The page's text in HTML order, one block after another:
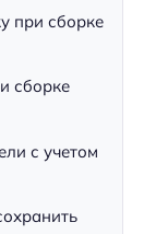
при сборке
сборке
с учетом